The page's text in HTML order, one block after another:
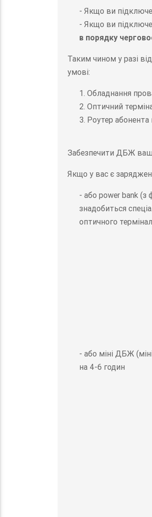
- Якщо ви
- Якщо ви
в порядку
Таким чином у разі
умові:
1. Обладнання
2. Оптичний
3. Роутер
Забезпечити ДБЖ
Якщо у вас є
- або power bank (з
знадобиться
оптичного
- або міні ДБЖ
на 4-6 годин